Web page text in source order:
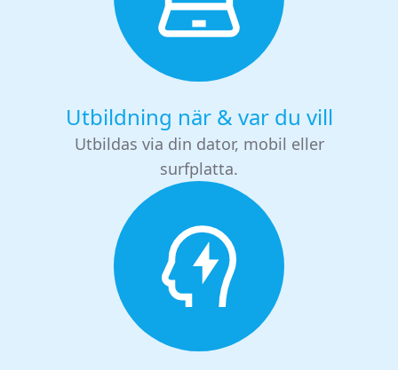
Utbildning när & var du vill
Utbildas via din dator, mobil eller
surfplatta.